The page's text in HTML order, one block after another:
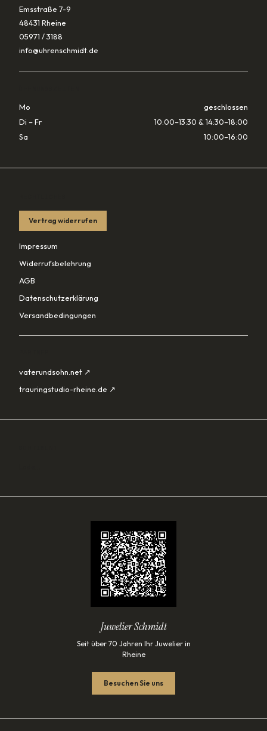
Emsstraße 7-9
48431 Rheine
05971 / 3188
info@uhrenschmidt.de
Mo
geschlossen
Di – Fr
10:00–13:30 & 14:30–18:00
Sa
10:00–16:00
Vertrag widerrufen
Impressum
Widerrufsbelehrung
AGB
Datenschutzerklärung
Versandbedingungen
vaterundsohn.net ↗
trauringstudio-rheine.de ↗
Juwelier Schmidt
Seit über 70 Jahren Ihr Juwelier in
Rheine
Besuchen Sie uns